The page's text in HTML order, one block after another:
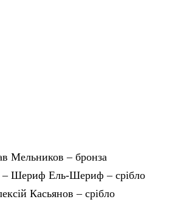
Мельников – бронза
– Шериф Ель-Шериф – срібло
Касьянов – срібло